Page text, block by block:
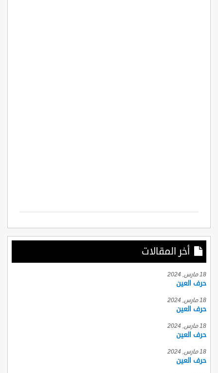
أخر المقالات
18 مارس, 2024
حرف العين
18 مارس, 2024
حرف العين
18 مارس, 2024
حرف العين
18 مارس, 2024
حرف العين